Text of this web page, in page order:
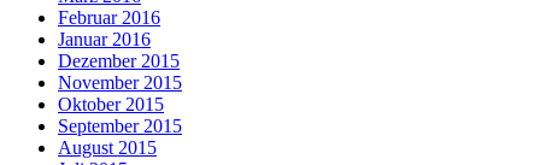
Februar 2016
Januar 2016
Dezember 2015
November 2015
Oktober 2015
September 2015
August 2015